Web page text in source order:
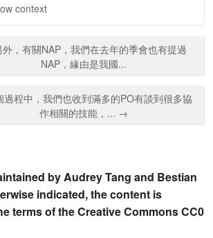
context
，有關NAP，我們在去年的季會也有提過
NAP，緣由是我國...
過程中，我們也收到滿多的PO有談到很多協
作相關的技能，... →
by Audrey Tang and Bestian
indicated, the content is
terms of the Creative Commons CC0